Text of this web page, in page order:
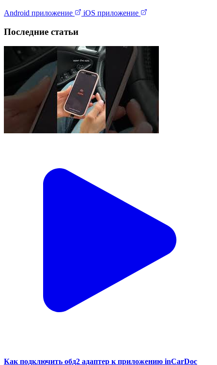
Android приложение iOS приложение
Последние статьи
Как подключить обд2 адаптер к приложению inCarDoc